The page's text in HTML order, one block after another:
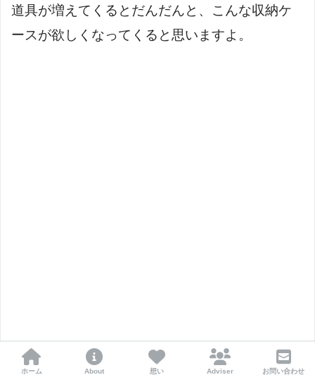
道具が増えてくるとだんだんと、こんな収納ケ
ースが欲しくなってくると思いますよ。
ホーム About 想い Adviser お問い合わせ